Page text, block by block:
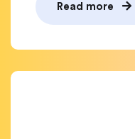
Read more